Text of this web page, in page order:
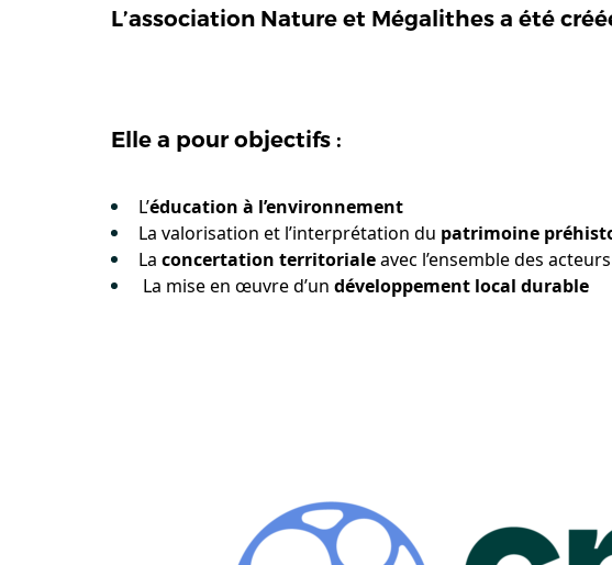
L’association Nature et Mégalithesa été
Elle a pourobjectifs :
L’éducation à l’environnement
La valorisation et l’interprétation du patrimoine
Laconcertation territorialeavec l’ensemble des
La mise en œuvre d’undéveloppement local durable